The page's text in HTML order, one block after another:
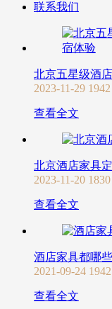
联系我们
北京五星级酒
2023-11-29 1942
查看全文
北京酒店家具
2023-11-20 1830
查看全文
酒店家具都哪
2021-09-24 1942
查看全文